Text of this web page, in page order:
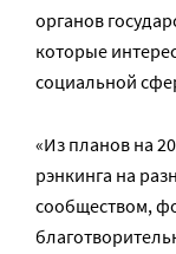
органов
которые
социальной
«Из планов на
рэнкинга на
сообществом,